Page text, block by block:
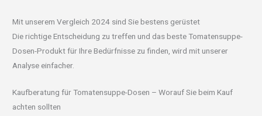
Mit unserem Vergleich 2024 sind Sie bestens gerüstet
Die richtige Entscheidung zu treffen und das beste Tomatensuppe-
Dosen-Produkt für Ihre Bedürfnisse zu finden, wird mit unserer
Analyse einfacher.
Kaufberatung für Tomatensuppe-Dosen – Worauf Sie beim Kauf
achten sollten